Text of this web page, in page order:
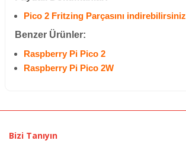
Pico 2 Fritzing Parçasını indirebilirsiniz
Benzer Ürünler:
Raspberry Pi Pico 2
Raspberry Pi Pico 2W
Bizi Tanıyın